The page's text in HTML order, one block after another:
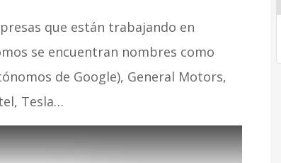
que están trabajando en
se encuentran nombres como
de Google), General Motors,
Tesla…